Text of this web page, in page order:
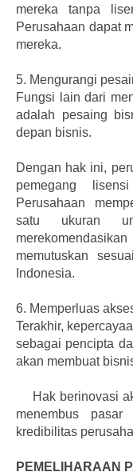
mereka tanpa
Perusahaan dapat
mereka.
5. Mengurangi
Fungsi lain dari
adalah pesaing
depan bisnis.
Dengan hak ini,
pemegang
Perusahaan
satu ukuran
memutuskan
Indonesia.
6. Memperluas
Terakhir,
sebagai pencipta
akan membuat
Hak berinovasi
menembus
kredibilitas
PEMELIHARAAN